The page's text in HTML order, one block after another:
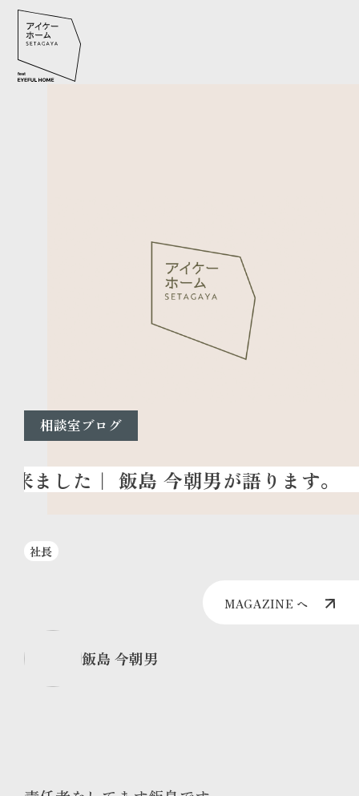
相談室ブログ
社長
MAGAZINE へ
飯島 今朝男